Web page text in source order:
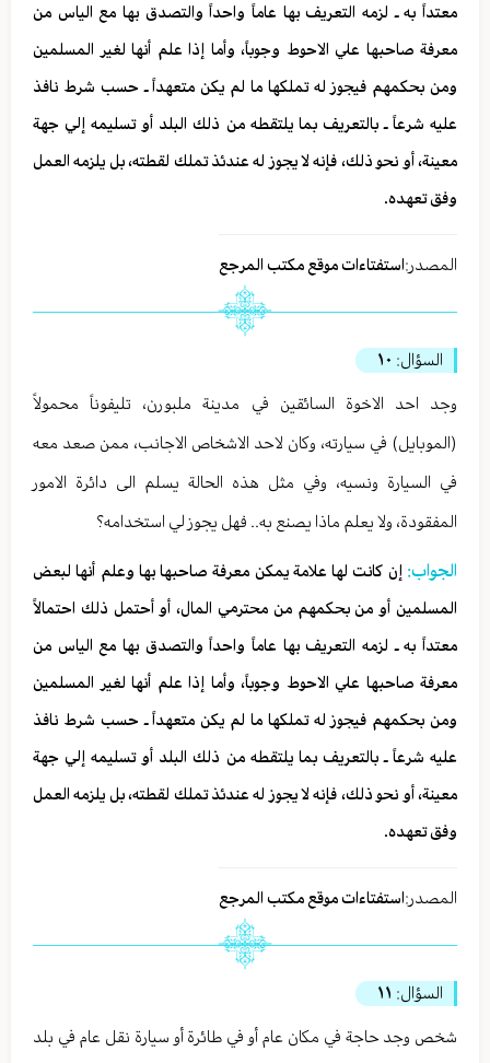
معتداً به ـ لزمه التعريف بها عاماً واحداً والتصدق بها مع الياس من
معرفة صاحبها علي الاحوط وجوباً، وأما إذا علم أنها لغير المسلمين
ومن بحكمهم فيجوز له تملكها ما لم يكن متعهداً ـ حسب شرط نافذ
عليه شرعاً ـ بالتعريف بما يلتقطه من ذلك البلد أو تسليمه إلي جهة
معينة، أو نحو ذلك، فإنه لا يجوز له عندئذ تملك لقطته، بل يلزمه العمل
وفق تعهده.
المصدر:استفتاءات موقع مكتب المرجع
السؤال: ١٠
وجد احد الاخوة السائقين في مدينة ملبورن، تليفوناً محمولاً
(الموبايل) في سيارته، وكان لاحد الاشخاص الاجانب، ممن صعد معه
في السيارة ونسيه، وفي مثل هذه الحالة يسلم الى دائرة الامور
المفقودة، ولا يعلم ماذا يصنع به.. فهل يجوز لي استخدامه؟
الجواب: إن كانت لها علامة يمكن معرفة صاحبها بها وعلم أنها لبعض
المسلمين أو من بحكمهم من محترمي المال، أو أحتمل ذلك احتمالاً
معتداً به ـ لزمه التعريف بها عاماً واحداً والتصدق بها مع الياس من
معرفة صاحبها علي الاحوط وجوباً، وأما إذا علم أنها لغير المسلمين
ومن بحكمهم فيجوز له تملكها ما لم يكن متعهداً ـ حسب شرط نافذ
عليه شرعاً ـ بالتعريف بما يلتقطه من ذلك البلد أو تسليمه إلي جهة
معينة، أو نحو ذلك، فإنه لا يجوز له عندئذ تملك لقطته، بل يلزمه العمل
وفق تعهده.
المصدر:استفتاءات موقع مكتب المرجع
السؤال: ١١
شخص وجد حاجة في مكان عام أو في طائرة أو سيارة نقل عام في بلد